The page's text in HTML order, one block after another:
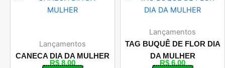
Lançamentos
CANECA DIA DA MULHER
R$ 8,00
Lançamentos
TAG BUQUÊ DE FLOR DIA
DA MULHER
R$ 6,00